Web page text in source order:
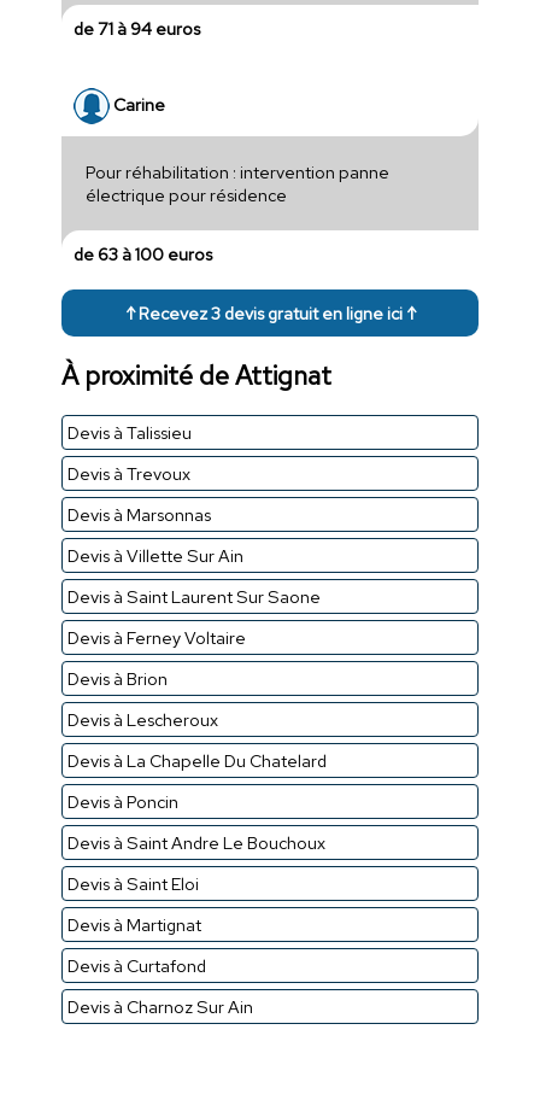
de 71 à 94 euros
Carine
Pour réhabilitation : intervention panne
électrique pour résidence
de 63 à 100 euros
↑ Recevez 3 devis gratuit en ligne ici ↑
À proximité de Attignat
Devis à Talissieu
Devis à Trevoux
Devis à Marsonnas
Devis à Villette Sur Ain
Devis à Saint Laurent Sur Saone
Devis à Ferney Voltaire
Devis à Brion
Devis à Lescheroux
Devis à La Chapelle Du Chatelard
Devis à Poncin
Devis à Saint Andre Le Bouchoux
Devis à Saint Eloi
Devis à Martignat
Devis à Curtafond
Devis à Charnoz Sur Ain